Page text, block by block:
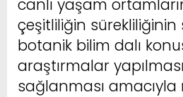
canlı yaşam
çeşitliliğin sürekliliğinin
botanik bilim dalı
araştırmalar
sağlanması amacıyla